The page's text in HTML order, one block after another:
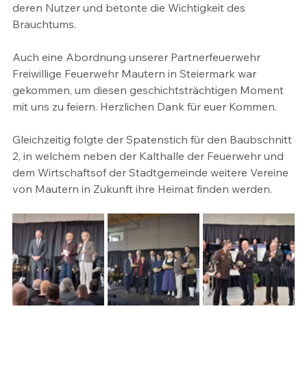
deren Nutzer und betonte die Wichtigkeit des
Brauchtums.
Auch eine Abordnung unserer Partnerfeuerwehr
Freiwillige Feuerwehr Mautern in Steiermark war
gekommen, um diesen geschichtsträchtigen Moment
mit uns zu feiern. Herzlichen Dank für euer Kommen.
Gleichzeitig folgte der Spatenstich für den Baubschnitt
2, in welchem neben der Kalthalle der Feuerwehr und
dem Wirtschaftsof der Stadtgemeinde weitere Vereine
von Mautern in Zukunft ihre Heimat finden werden.